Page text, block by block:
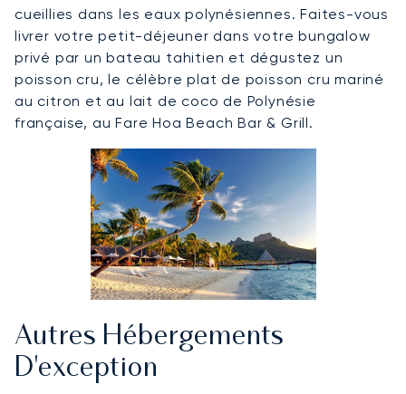
cueillies dans les eaux polynésiennes. Faites-vous
livrer votre petit-déjeuner dans votre bungalow
privé par un bateau tahitien et dégustez un
poisson cru, le célèbre plat de poisson cru mariné
au citron et au lait de coco de Polynésie
française, au Fare Hoa Beach Bar & Grill.
Autres Hébergements
D'exception